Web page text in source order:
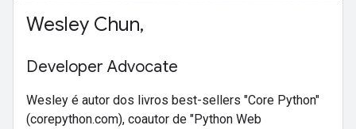
Wesley Chun,
Developer Advocate
Wesley é autor dos livros best-sellers "Core Python"
(corepython.com), coautor de "Python Web